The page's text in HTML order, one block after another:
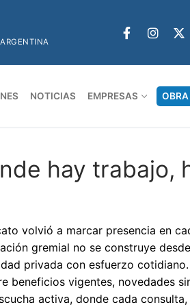
NOTICIAS EMPRESAS
hay trabajo,
volvió a marcar presencia en
gremial no se construye
privada con esfuerzo
beneficios vigentes, novedades
activa, donde cada